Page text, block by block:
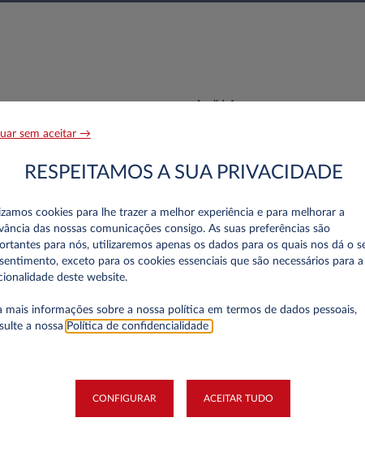
Apelido*
sem aceitar →
RESPEITAMOS A SUA PRIVACIDADE
cookies para lhe trazer a melhor experiência e para melhorar a
das nossas comunicações consigo. As suas preferências são
para nós, utilizaremos apenas os dados para os quais nos dá o
exceto para os cookies essenciais que são necessários para a
deste website.
mais informações sobre a nossa política em termos de dados pessoais,
a nossa Política de confidencialidade
CONFIGURAR ACEITAR TUDO